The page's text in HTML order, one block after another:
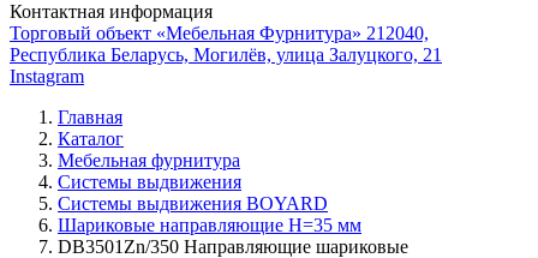
Контактная информация
Торговый объект «Мебельная Фурнитура» 212040,
Республика Беларусь, Могилёв, улица Залуцкого, 21
Instagram
Главная
Каталог
Мебельная фурнитура
Системы выдвижения
Системы выдвижения BOYARD
Шариковые направляющие H=35 мм
DB3501Zn/350 Направляющие шариковые